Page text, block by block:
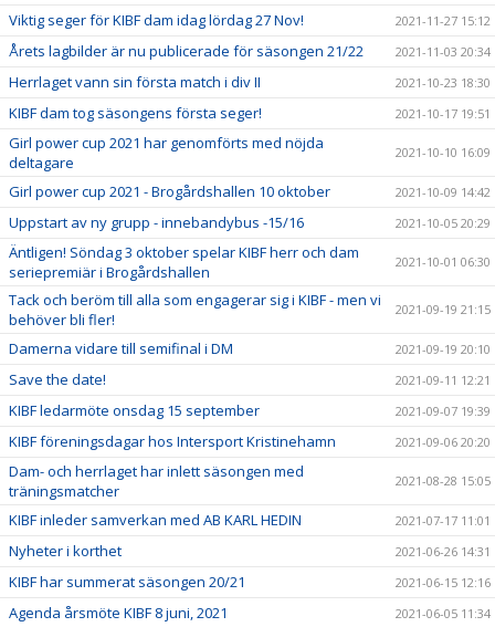
Viktig seger för KIBF dam idag lördag 27 Nov! 2021-11-27 15:12
Årets lagbilder är nu publicerade för säsongen 21/22 2021-11-03 20:34
Herrlaget vann sin första match i div II 2021-10-23 18:30
KIBF dam tog säsongens första seger! 2021-10-17 19:51
Girl power cup 2021 har genomförts med nöjda
deltagare
2021-10-10 16:09
Girl power cup 2021 - Brogårdshallen 10 oktober 2021-10-09 14:42
Uppstart av ny grupp - innebandybus -15/16 2021-10-05 20:29
Äntligen! Söndag 3 oktober spelar KIBF herr och dam
seriepremiär i Brogårdshallen
2021-10-01 06:30
Tack och beröm till alla som engagerar sig i KIBF - men vi
behöver bli fler!
2021-09-19 21:15
Damerna vidare till semifinal i DM 2021-09-19 20:10
Save the date! 2021-09-11 12:21
KIBF ledarmöte onsdag 15 september 2021-09-07 19:39
KIBF föreningsdagar hos Intersport Kristinehamn 2021-09-06 20:20
Dam- och herrlaget har inlett säsongen med
träningsmatcher
2021-08-28 15:05
KIBF inleder samverkan med AB KARL HEDIN 2021-07-17 11:01
Nyheter i korthet 2021-06-26 14:31
KIBF har summerat säsongen 20/21 2021-06-15 12:16
Agenda årsmöte KIBF 8 juni, 2021 2021-06-05 11:34